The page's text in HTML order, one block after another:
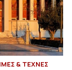
& ΤΕΧΝΕΣ